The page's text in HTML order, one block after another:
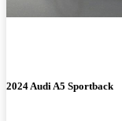
2024 Audi A5 Sportback